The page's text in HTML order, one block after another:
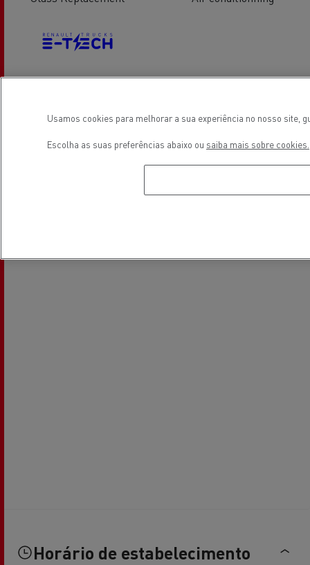
Localização
Horário de estabelecimento
Usamos cookies para melhorar a sua experiência no nosso site,
Escolha as suas preferências abaixo ou saiba mais sobre cookies.